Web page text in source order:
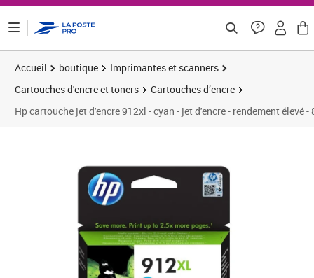
Accueil boutique
Imprimantes et scanners
Cartouches d'encre et toners
Cartouches d’encre
Hp cartouche jet d'encre 912xl - cyan - jet d'encre - rendement élevé -